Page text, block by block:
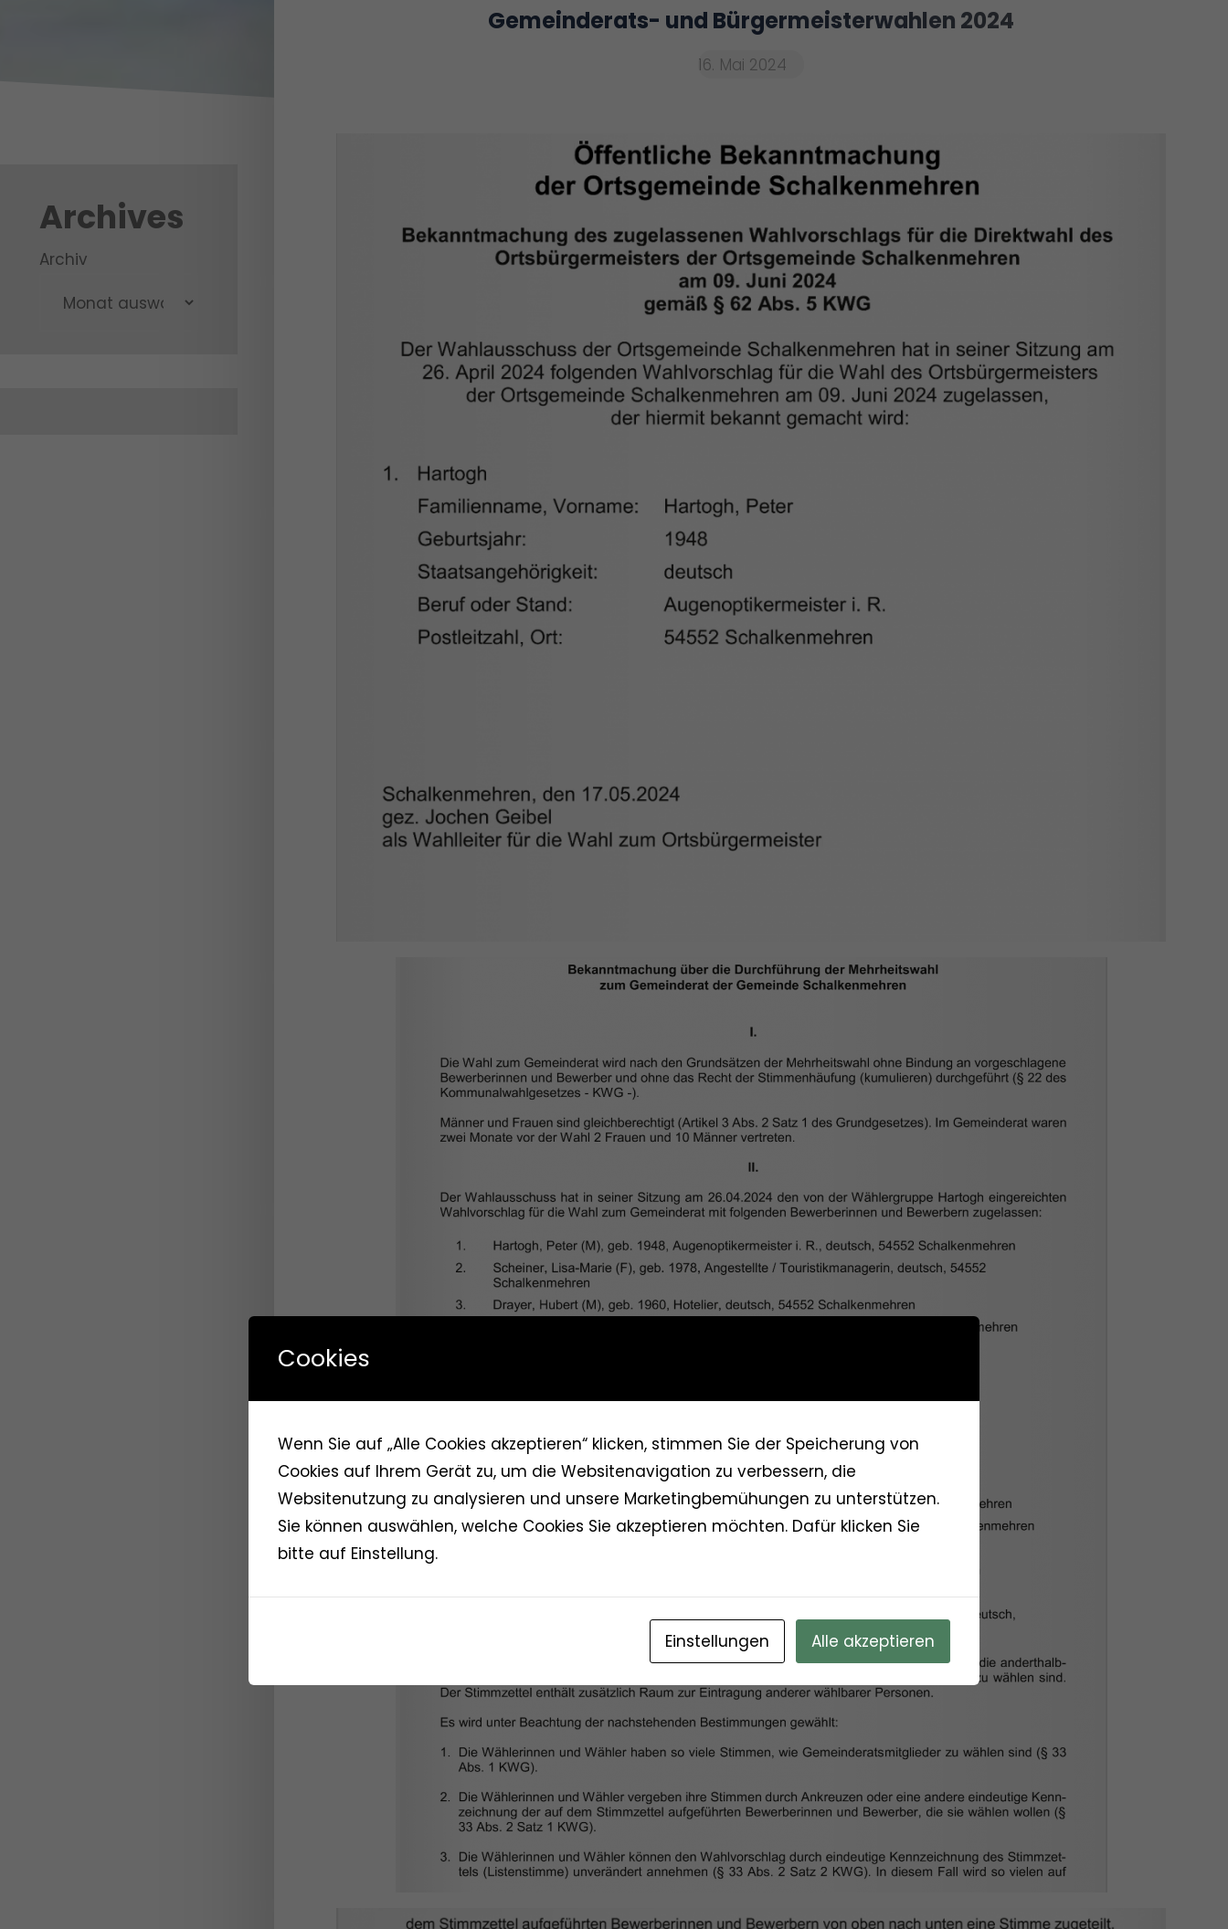
Gemeinderats- und Bürgermeisterwahlen 2024
16. Mai 2024
Archives
Archiv
Cookies
Wenn Sie auf „Alle Cookies akzeptieren“ klicken, stimmen Sie der Speicherung von
Cookies auf Ihrem Gerät zu, um die Websitenavigation zu verbessern, die
Websitenutzung zu analysieren und unsere Marketingbemühungen zu unterstützen.
Sie können auswählen, welche Cookies Sie akzeptieren möchten. Dafür klicken Sie
bitte auf Einstellung.
Einstellungen Alle akzeptieren